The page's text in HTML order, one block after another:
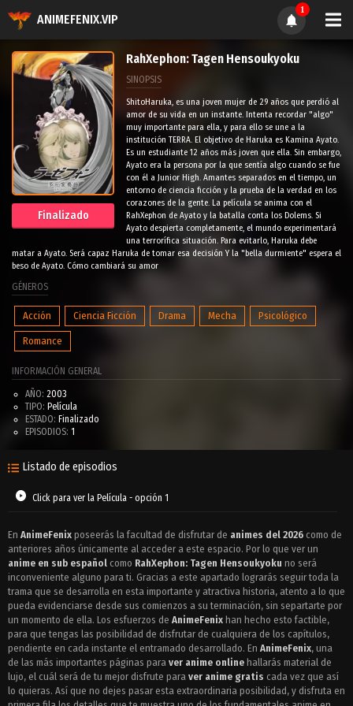
ANIMEFENIX.VIP
1
Finalizado
RahXephon: Tagen Hensoukyoku
SINOPSIS
ShitoHaruka, es una joven mujer de 29 años que perdió al
amor de su vida en un instante. Intenta recordar "algo"
muy importante para ella, y para ello se une a la
institución TERRA. El objetivo de Haruka es Kamina Ayato.
Es un estudiante 12 años más joven que ella. Sin embargo,
Ayato era la persona por la que sentía algo cuando se fue
con él a Junior High. Amantes separados en el tiempo, un
entorno de ciencia ficción y la prueba de la verdad en los
corazones de la gente. La película se anima con el
RahXephon de Ayato y la batalla conta los Dolems. Si
Ayato despierta completamente, el mundo experimentará
una terrorífica situación. Para evitarlo, Haruka debe
matar a Ayato. Será capaz Haruka de tomar esa decisión Y la "bella durmiente" espera el
beso de Ayato. Cómo cambiará su amor
GÉNEROS
Acción Ciencia Ficción Drama Mecha Psicológico
Romance
INFORMACIÓN GENERAL
AÑO: 2003
TIPO: Película
ESTADO: Finalizado
EPISODIOS: 1
Listado de episodios
Click para ver la Película - opción 1
En AnimeFenix poseerás la facultad de disfrutar de animes del 2026 como de
anteriores años únicamente al acceder a este espacio. Por lo que ver un
anime en sub español como RahXephon: Tagen Hensoukyoku no será
inconveniente alguno para ti. Gracias a este apartado lograrás seguir toda la
trama que se desarrolla en esta importante y atractiva historia, atento a lo que
pueda evidenciarse desde sus comienzos a su terminación, sin separtarte por
un momento de ella. Los esfuerzos de AnimeFenix han hecho esto factible,
para que tengas las posibilidad de disfrutar de cualquiera de los capítulos,
pendiente en cada instante el entramado desarrollado. En AnimeFenix, una
de las más importantes páginas para ver anime online hallarás material de
lujo, el cuál será de tu mejor disfrute para ver anime gratis cada vez que así
lo quieras. Así que no dejes pasar esta extraordinaria posibilidad, y disfruta en